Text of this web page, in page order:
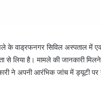
के वाड्रफनगर सिविल अस्पताल में
से लिया है। मामले की जानकारी
ने अपनी आरंभिक जांच में ड्यूटी